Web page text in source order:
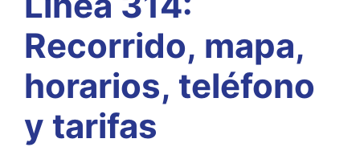
Recorrido, mapa,
horarios, teléfono
y tarifas